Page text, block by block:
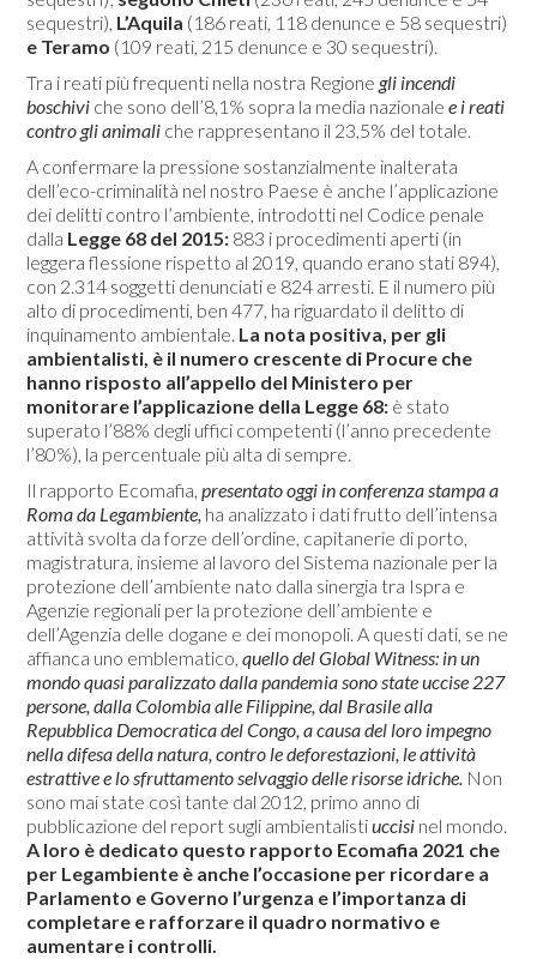
sequestri), L’Aquila (186 reati, 118 denunce e 58 sequestri)
e Teramo (109 reati, 215 denunce e 30 sequestri).
Tra i reati più frequenti nella nostra Regione gli incendi
boschivi che sono dell’8,1% sopra la media nazionalee i reati
contro gli animali che rappresentano il 23,5% del totale.
A confermare la pressione sostanzialmente inalterata
dell’eco-criminalità nel nostro Paese è anche l’applicazione
dei delitti contro l’ambiente, introdotti nel Codice penale
dalla Legge 68 del 2015: 883 i procedimenti aperti (in
leggera flessione rispetto al 2019, quando erano stati 894),
con 2.314 soggetti denunciati e 824 arresti. E il numero più
alto di procedimenti, ben 477, ha riguardato il delitto di
inquinamento ambientale. La nota positiva, per gli
ambientalisti, è il numero crescente di Procure che
hanno risposto all’appello del Ministero per
monitorare l’applicazione della Legge 68: è stato
superato l’88% degli uffici competenti (l’anno precedente
l’80%), la percentuale più alta di sempre.
Il rapporto Ecomafia,presentato oggi in conferenza stampa a
Roma da Legambiente, ha analizzato i dati frutto dell’intensa
attività svolta da forze dell’ordine, capitanerie di porto,
magistratura, insieme al lavoro del Sistema nazionale per la
protezione dell’ambiente nato dalla sinergia tra Ispra e
Agenzie regionali per la protezione dell’ambiente e
dell’Agenzia delle dogane e dei monopoli. A questi dati, se ne
affianca uno emblematico,quello del Global Witness: in un
mondo quasi paralizzato dalla pandemia sono state uccise 227
persone, dalla Colombia alle Filippine, dal Brasile alla
Repubblica Democratica del Congo, a causa del loro impegno
nella difesa della natura, contro le deforestazioni, le attività
estrattive e lo sfruttamento selvaggio delle risorse idriche. Non
sono mai state così tante dal 2012, primo anno di
pubblicazione del report sugli ambientalistiuccisi nel mondo.
A loro è dedicato questo rapporto Ecomafia 2021 che
per Legambiente è anche l’occasione per ricordare a
Parlamento e Governo l’urgenza e l’importanza di
completare e rafforzare il quadro normativo e
aumentare i controlli.